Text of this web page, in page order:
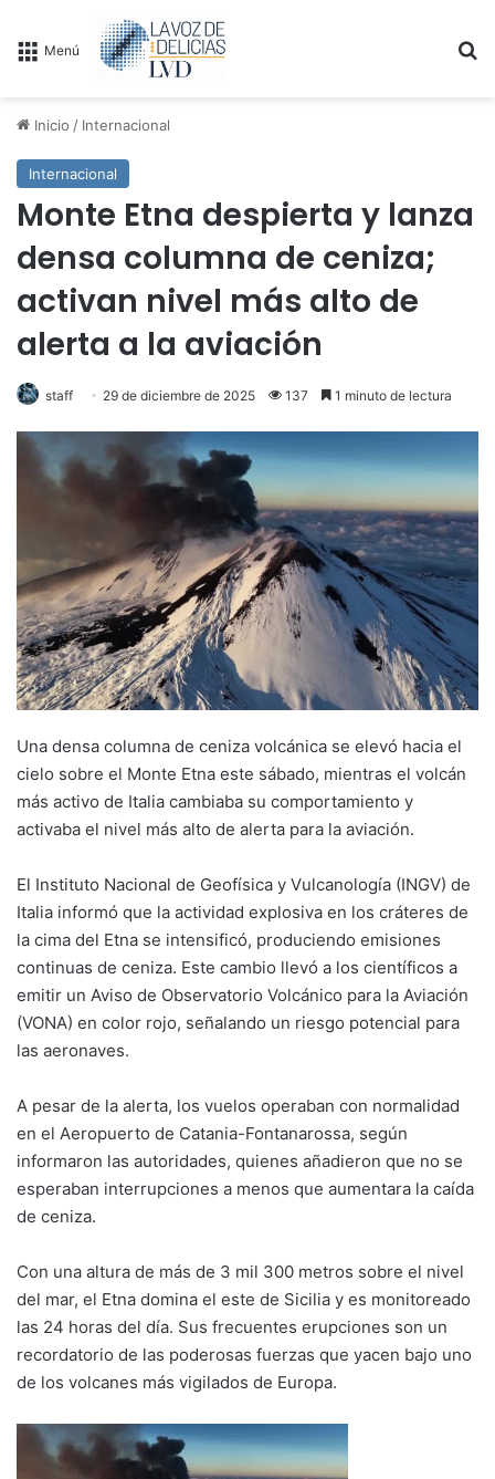
Menú
Inicio / Internacional
Internacional
Monte Etna despierta y lanza
densa columna de ceniza;
activan nivel más alto de
alerta a la aviación
staff 29 de diciembre de 2025 137 1 minuto de lectura
Una densa columna de ceniza volcánica se elevó hacia el
cielo sobre el Monte Etna este sábado, mientras el volcán
más activo de Italia cambiaba su comportamiento y
activaba el nivel más alto de alerta para la aviación.
El Instituto Nacional de Geofísica y Vulcanología (INGV) de
Italia informó que la actividad explosiva en los cráteres de
la cima del Etna se intensificó, produciendo emisiones
continuas de ceniza. Este cambio llevó a los científicos a
emitir un Aviso de Observatorio Volcánico para la Aviación
(VONA) en color rojo, señalando un riesgo potencial para
las aeronaves.
A pesar de la alerta, los vuelos operaban con normalidad
en el Aeropuerto de Catania-Fontanarossa, según
informaron las autoridades, quienes añadieron que no se
esperaban interrupciones a menos que aumentara la caída
de ceniza.
Con una altura de más de 3 mil 300 metros sobre el nivel
del mar, el Etna domina el este de Sicilia y es monitoreado
las 24 horas del día. Sus frecuentes erupciones son un
recordatorio de las poderosas fuerzas que yacen bajo uno
de los volcanes más vigilados de Europa.